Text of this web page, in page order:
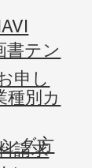
書テン
種別カ
グ方
申し
請求